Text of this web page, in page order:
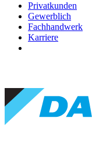
Privatkunden
Gewerblich
Fachhandwerk
Karriere